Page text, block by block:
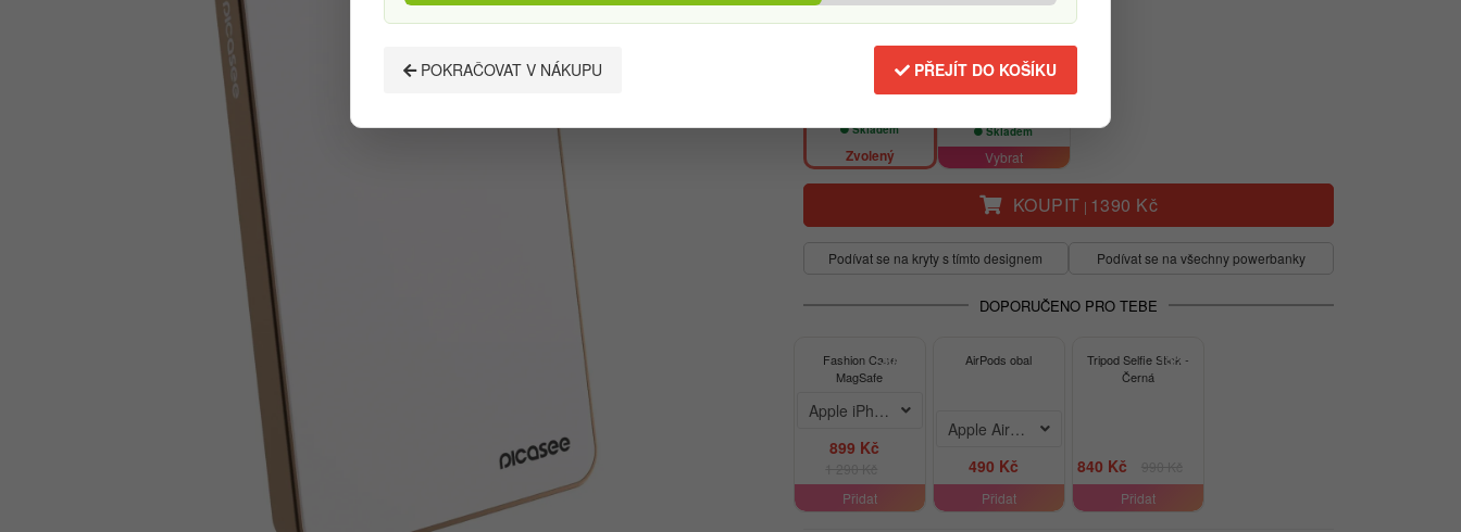
Zlatá
Skladem
Zvolený
Šedá
Skladem
Vybrat
KOUPIT | 1390 Kč
Podívat se na kryty s tímto designem Podívat se na všechny powerbanky
DOPORUČENO PRO TEBE
-30%
Fashion Case
MagSafe
Apple iPhone 12
899 Kč
Přidat
AirPods obal
Apple AirPods Pro 1
490 Kč
Přidat
-15%
Tripod Selfie Stick -
Černá
840 Kč
Přidat
PŘEJÍT DO KOŠÍKU
POKRAČOVAT V NÁKUPU